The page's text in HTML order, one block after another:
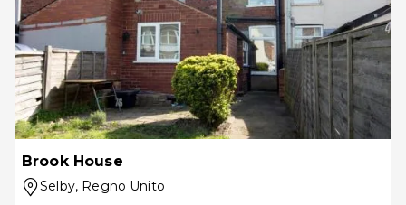
Brook House
Selby, Regno Unito